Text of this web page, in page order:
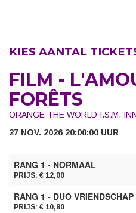
KIES AANTAL
FILM -
FORÊTS
ORANGE THE WORLD I.S.M.
27 NOV. 2026 20:00:00 UUR
RANG 1 - NORMAAL
PRIJS: € 12,00
RANG 1 - DUO
PRIJS: € 10,80